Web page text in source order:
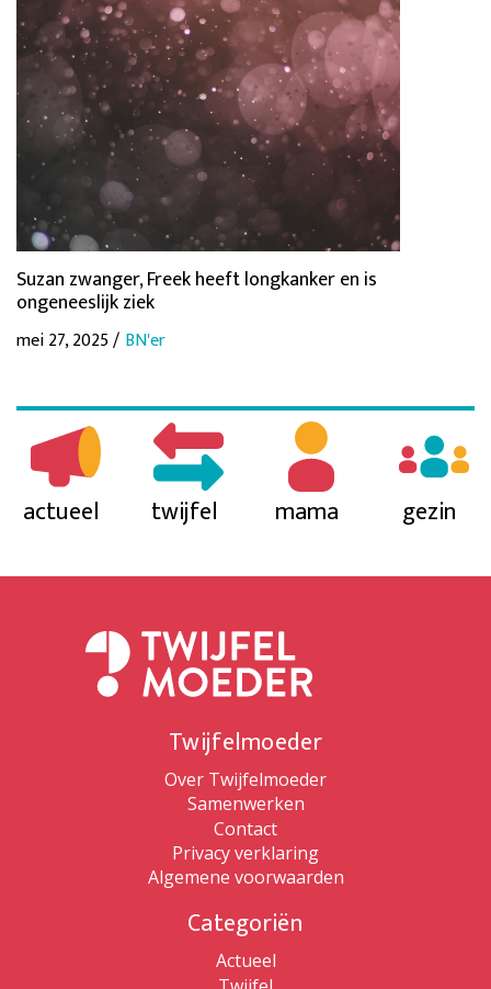
Suzan zwanger, Freek heeft longkanker en is
ongeneeslijk ziek
mei 27, 2025 / BN'er
actueel twijfel mama gezin
Twijfelmoeder
Over Twijfelmoeder
Samenwerken
Contact
Privacy verklaring
Algemene voorwaarden
Categoriën
Actueel